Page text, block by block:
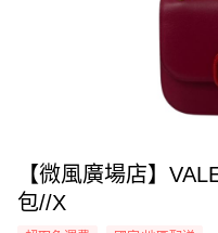
【微風廣場店】
包//X